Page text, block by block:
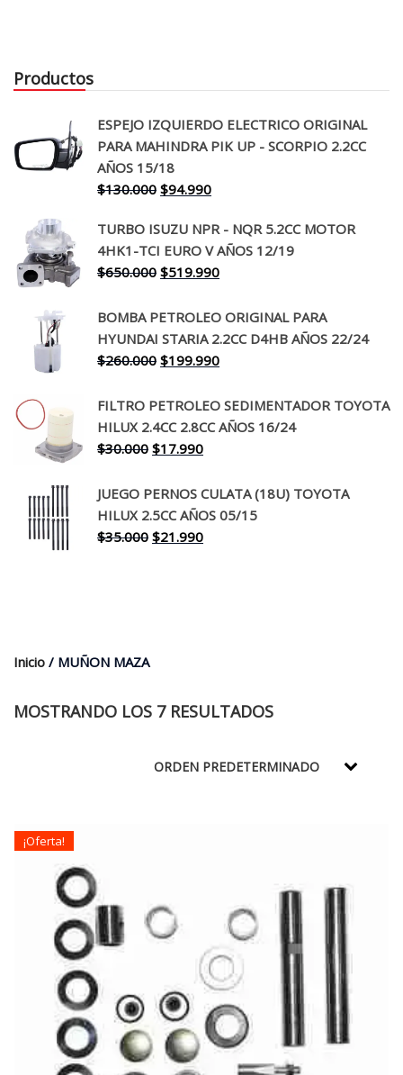
Productos
ESPEJO IZQUIERDO ELECTRICO ORIGINAL
PARA MAHINDRA PIK UP - SCORPIO 2.2CC
AÑOS 15/18
$130.000 El
original
era:
$130.000.
$94.990El
actual
es:
$94.990.
TURBO ISUZU NPR - NQR 5.2CC MOTOR
4HK1-TCI EURO V AÑOS 12/19
$650.000 El
original
era:
$650.000.
$519.990El
actual
es:
$519.990.
BOMBA PETROLEO ORIGINAL PARA
HYUNDAI STARIA 2.2CC D4HB AÑOS 22/24
$260.000 El
original
era:
$260.000.
$199.990El
actual
es:
FILTRO PETROLEO SEDIMENTADOR TOYOTA
HILUX 2.4CC 2.8CC AÑOS 16/24
$30.000 El
original
era:
$30.000.
$17.990El
actual
es:
$17.990.
JUEGO PERNOS CULATA (18U) TOYOTA
HILUX 2.5CC AÑOS 05/15
$35.000 El
$21.990El
Inicio / MUÑON MAZA
MOSTRANDO LOS 7 RESULTADOS
¡Oferta!